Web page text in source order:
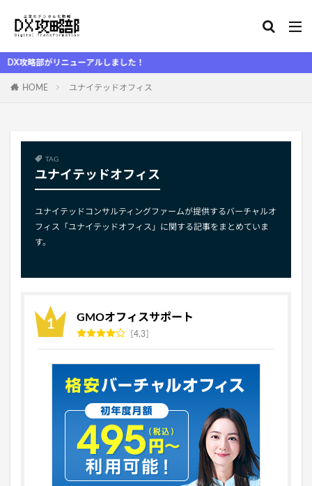
部がリニューアルしました！
HOME ユナイテッドオフィス
TAG
ユナイテッドオフィス
ユナイテッドコンサルティングファームが提供するバーチャルオ
フィス「ユナイテッドオフィス」に関する記事をまとめていま
す。
GMOオフィスサポート
4.3